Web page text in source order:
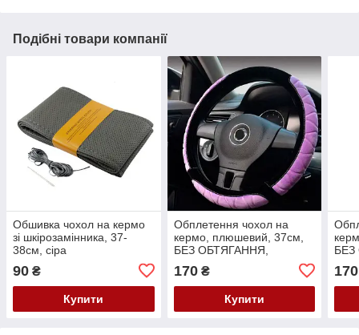
Подібні товари компанії
Обшивка чохол на кермо
зі шкірозамінника, 37-
38см, сіра
90 ₴
Купити
Обплетення чохол на
кермо, плюшевий, 37см,
БЕЗ ОБТЯГАННЯ,
170₴
Купити
БЕЗ
170